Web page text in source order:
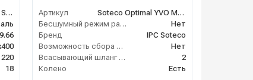
ASDO07981/MEC 215 Small
9.66
220
18
Артикул
Soteco Optimal YVO Maxi
Бесшумный режим работы
Нет
Бренд
IPC Soteco
Возможность сбора жидкой грязи
Нет
Всасывающий шланг (м)
2
Колено
Есть